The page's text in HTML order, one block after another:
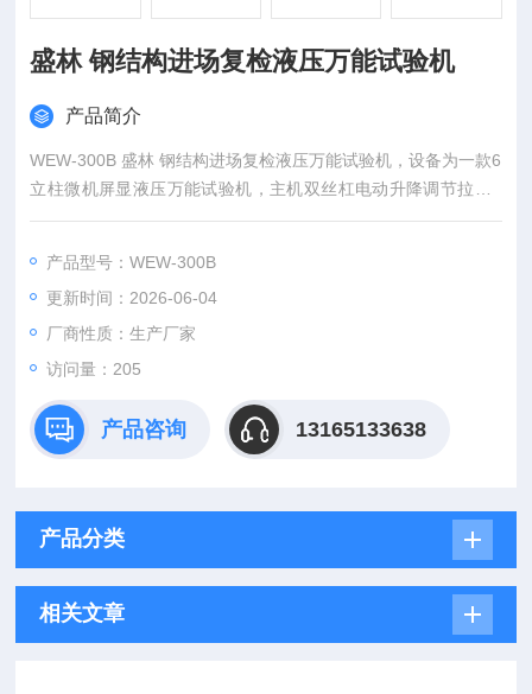
盛林 钢结构进场复检液压万能试验机
产品简介
WEW-300B 盛林 钢结构进场复检液压万能试验机，设备为一款6
立柱微机屏显液压万能试验机，主机双丝杠电动升降调节拉伸 /
压缩试验行程，手动液压加载 + 微机屏幕实时数据采集，液压钳
产品型号：WEW-300B
更新时间：2026-06-04
厂商性质：生产厂家
访问量：205
产品咨询 13165133638
产品分类
相关文章